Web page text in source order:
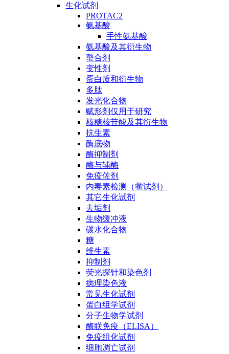
生化试剂
PROTAC2
氨基酸
手性氨基酸
氨基酸及其衍生物
螯合剂
变性剂
蛋白质和衍生物
多肽
发光化合物
赋形剂仅用于研究
核糖核苷酸及其衍生物
抗生素
酶底物
酶抑制剂
酶与辅酶
免疫佐剂
内毒素检测（鲎试剂）
其它生化试剂
去垢剂
生物缓冲液
碳水化合物
糖
维生素
抑制剂
荧光探针和染色剂
病理染色液
常见生化试剂
蛋白组学试剂
分子生物学试剂
酶联免疫（ELISA）
免疫组化试剂
细胞凋亡试剂